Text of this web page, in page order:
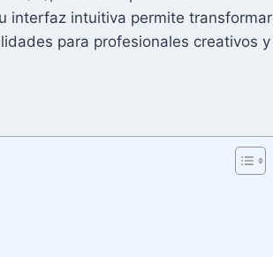
interfaz intuitiva permite transformar
para profesionales creativos y